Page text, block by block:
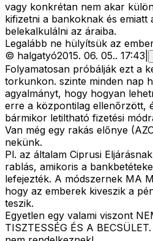
vagy konkrétan nem akar
kifizetni a bankoknak és emiatt
belekalkulálni az áraiba.
Legalább ne hülyítsük az
© halgatyó2015. 06. 05.. 17:43
Folyamatosan próbálják ezt a
torkunkon. szinte minden nap
agyalmányt, hogy hogyan
erre a központilag ellenőrzött,
bármikor letiltható fizetési
Van még egy rakás előnye
nekünk.
Pl. az általam Ciprusi
rablás, amikoris a
lefejezték. A módszernek MA
hogy az emberek kiveszik a
teszik.
Egyetlen egy valami viszont
TISZTESSÉG ÉS A